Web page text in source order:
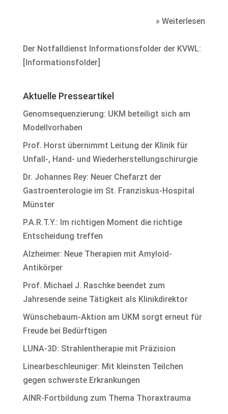
» Weiterlesen
Der Notfalldienst Informationsfolder der KVWL:
[Informationsfolder]
Aktuelle Presseartikel
Genomsequenzierung: UKM beteiligt sich am
Modellvorhaben
Prof. Horst übernimmt Leitung der Klinik für
Unfall-, Hand- und Wiederherstellungschirurgie
Dr. Johannes Rey: Neuer Chefarzt der
Gastroenterologie im St. Franziskus-Hospital
Münster
P.A.R.T.Y.: Im richtigen Moment die richtige
Entscheidung treffen
Alzheimer: Neue Therapien mit Amyloid-
Antikörper
Prof. Michael J. Raschke beendet zum
Jahresende seine Tätigkeit als Klinikdirektor
Wünschebaum-Aktion am UKM sorgt erneut für
Freude bei Bedürftigen
LUNA-3D: Strahlentherapie mit Präzision
Linearbeschleuniger: Mit kleinsten Teilchen
gegen schwerste Erkrankungen
AINR-Fortbildung zum Thema Thoraxtrauma